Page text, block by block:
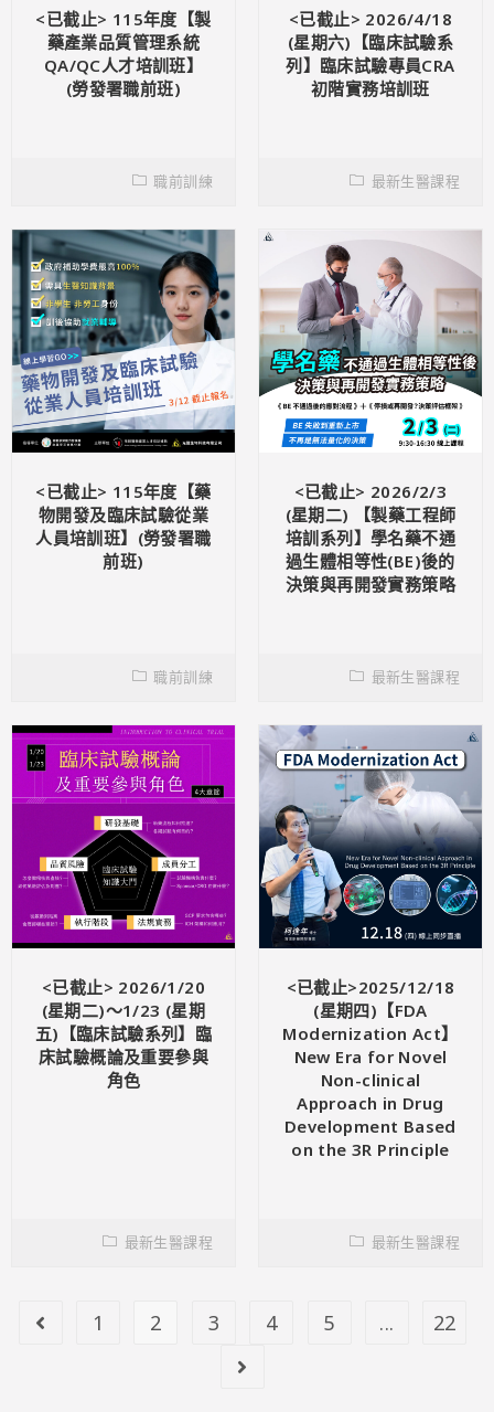
<已截止> 115年度【製
藥產業品質管理系統
QA/QC人才培訓班】
(勞發署職前班)
職前訓練
<已截止> 2026/4/18
(星期六)【臨床試驗系
列】臨床試驗專員CRA
初階實務培訓班
最新生醫課程
<已截止> 115年度【藥
物開發及臨床試驗從業
人員培訓班】(勞發署職
前班)
職前訓練
<已截止> 2026/2/3
(星期二) 【製藥工程師
培訓系列】學名藥不通
過生體相等性(BE)後的
決策與再開發實務策略
最新生醫課程
<已截止> 2026/1/20
(星期二)～1/23 (星期
五)【臨床試驗系列】臨
床試驗概論及重要參與
角色
最新生醫課程
<已截止>2025/12/18
(星期四)【FDA
Modernization Act】
New Era for Novel
Non-clinical
Approach in Drug
Development Based
on the 3R Principle
最新生醫課程
1 2 3 4 5 ... 22